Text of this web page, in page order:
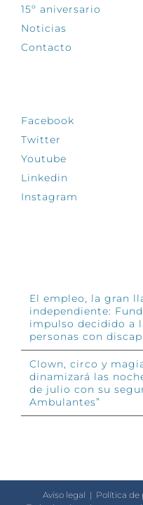
15º aniversario
Noticias
Contacto
Facebook
Twitter
Youtube
Linkedin
Instagram
El empleo, la gran
independiente:
impulso decidido a
personas con
Clown, circo y
dinamizará las
de julio con su
Ambulantes”
Aviso legal | Política de